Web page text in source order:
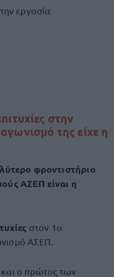
εργασία
στην
της είχε η
φροντιστήριο
ΑΣΕΠ είναι η
στον 1ο
ΑΣΕΠ.
και ο πρώτος των